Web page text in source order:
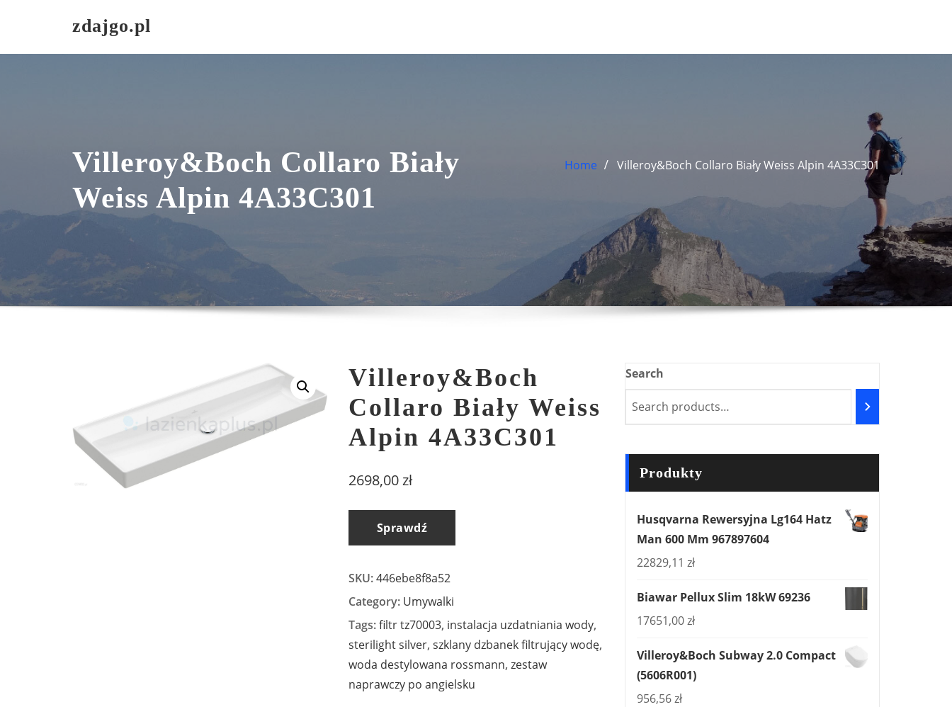
zdajgo.pl
Villeroy&Boch Collaro Biały
Weiss Alpin 4A33C301
Home Villeroy&Boch Collaro Biały Weiss Alpin 4A33C301
Villeroy&Boch
Collaro Biały Weiss
Alpin 4A33C301
2698,00zł
Sprawdź
SKU:446ebe8f8a52
Category: Umywalki
Tags:filtr tz70003, instalacja uzdatniania wody,
sterilight silver, szklany dzbanek filtrujący wodę,
woda destylowana rossmann, zestaw
naprawczy po angielsku
Search
Produkty
Husqvarna Rewersyjna Lg164 Hatz
Man 600 Mm 967897604
22829,11 zł
Biawar Pellux Slim 18kW 69236
17651,00zł
Villeroy&Boch Subway 2.0 Compact
(5606R001)
956,56zł